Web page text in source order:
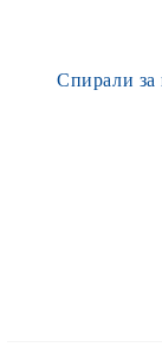
Спирали